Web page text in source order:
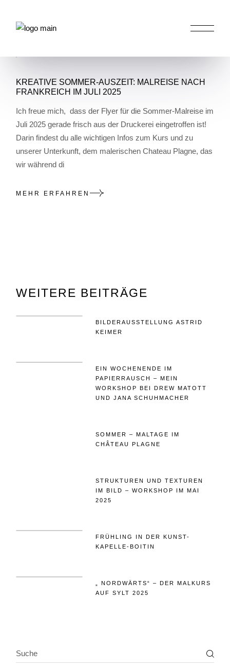
content
IM CHATEAU PLAGNE"
KREATIVE SOMMER-AUSZEIT: MALREISE NACH
FRANKREICH IM JULI 2025
Ich freue mich, dass der Flyer für die Sommer-Malreise im
Juli 2025 gerade frisch aus der Druckerei eingetroffen ist!
Darin findest du alle wichtigen Infos zum Kurs und zu
unserer Unterkunft, dem malerischen Chateau Plagne, das
wir während di
MEHR ERFAHREN
WEITERE BEITRÄGE
BILDERAUSSTELLUNG ASTRID
KEIMER
EIN WOCHENENDE IM
PAPIERRAUSCH – MEIN
WORKSHOP BEI DREW MATOTT
UND JANA SCHUHMACHER
SOMMER – MALTAGE IM
CHÂTEAU PLAGNE
STRUKTUREN UND TEXTUREN
IM BILD – WORKSHOP IM MAI
2025
FRÜHLING IN DER KUNST-
KAPELLE-BOITIN
„ NORDWÄRTS“ – DER MALKURS
AUF SYLT 2025